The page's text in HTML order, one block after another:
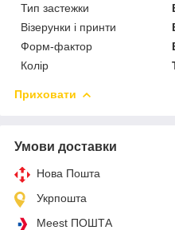
Тип застежки
Візерунки і принти
Форм-фактор
Колір
Приховати
Умови доставки
Нова Пошта
Укрпошта
Meest ПОШТА